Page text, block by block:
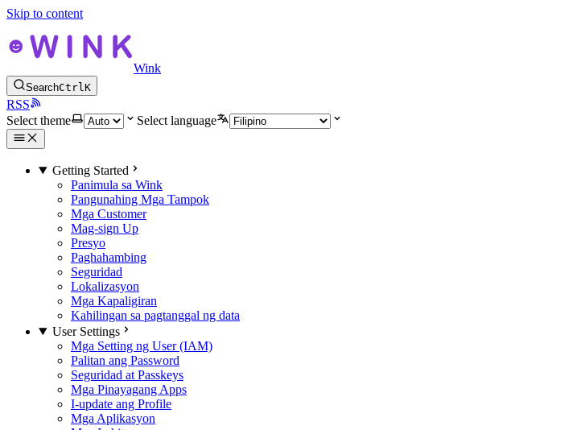
Skip to content
Wink
SearchCtrlK
RSS
Select theme
Select language
Getting Started
Panimula sa Wink
Pangunahing Mga Tampok
Mga Customer
Mag-sign Up
Presyo
Paghahambing
Seguridad
Lokalizasyon
Mga Kapaligiran
Kahilingan sa pagtanggal ng data
User Settings
Mga Setting ng User (IAM)
Palitan ang Password
Seguridad at Passkeys
Mga Pinayagang Apps
I-update ang Profile
Mga Aplikasyon